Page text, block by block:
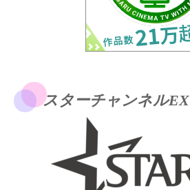
スターチャンネルEX